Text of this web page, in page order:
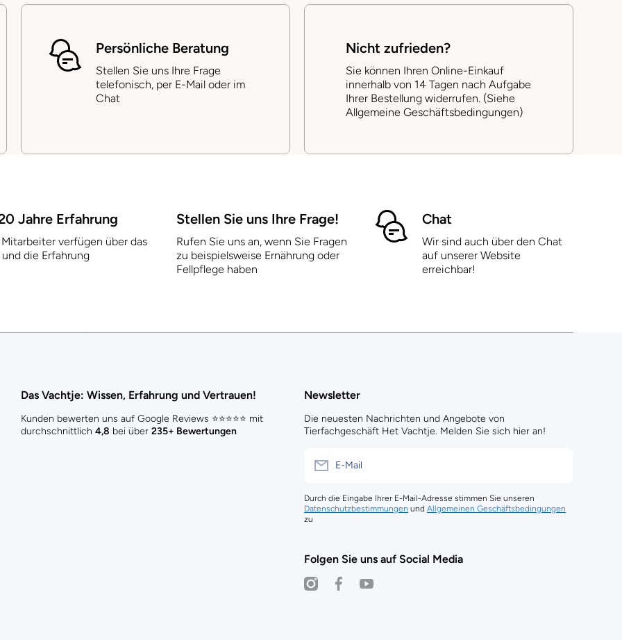
Persönliche Beratung
Stellen Sie uns Ihre Frage
telefonisch, per E-Mail oder im
Chat
Nicht zufrieden?
Sie können Ihren Online-Einkauf
innerhalb von 14 Tagen nach Aufgabe
Ihrer Bestellung widerrufen. (Siehe
Allgemeine Geschäftsbedingungen)
Jahre Erfahrung
verfügen über das
die Erfahrung
Stellen Sie uns Ihre Frage!
Rufen Sie uns an, wenn Sie Fragen
zu beispielsweise Ernährung oder
Fellpflege haben
Chat
Wir sind auch über den Chat
auf unserer Website
erreichbar!
Das Vachtje: Wissen, Erfahrung und Vertrauen!
Kunden bewerten uns auf Google Reviews ⭐⭐⭐⭐⭐ mit
durchschnittlich 4,8 bei über 235+ Bewertungen
Newsletter
Die neuesten Nachrichten und Angebote von
Tierfachgeschäft Het Vachtje. Melden Sie sich hier an!
E-Mail
Durch die Eingabe Ihrer E-Mail-Adresse stimmen Sie unseren
Datenschutzbestimmungen und Allgemeinen Geschäftsbedingungen
zu
Folgen Sie uns auf Social Media
instagramcom/dierenspeciaalzaak_het_vachtje/
facebookcom/HetVachtjeAmsterdam
youtubecom/@hetvachtje